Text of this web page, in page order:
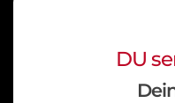
DU